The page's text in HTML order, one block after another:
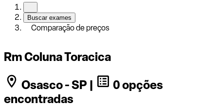
Buscar exames
Comparação de preços
Rm Coluna Toracica
Osasco - SP |
0 opções
encontradas